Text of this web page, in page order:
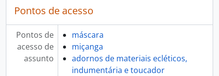
Pontos de acesso
Pontos de
acesso de
assunto
máscara
miçanga
adornos de materiais ecléticos,
indumentária e toucador